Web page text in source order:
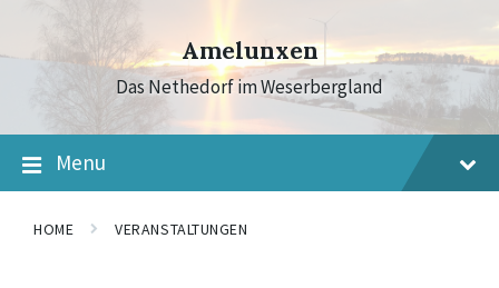
content
main
footer
Amelunxen
Das Nethedorf im Weserbergland
Menu
HOME VERANSTALTUNGEN